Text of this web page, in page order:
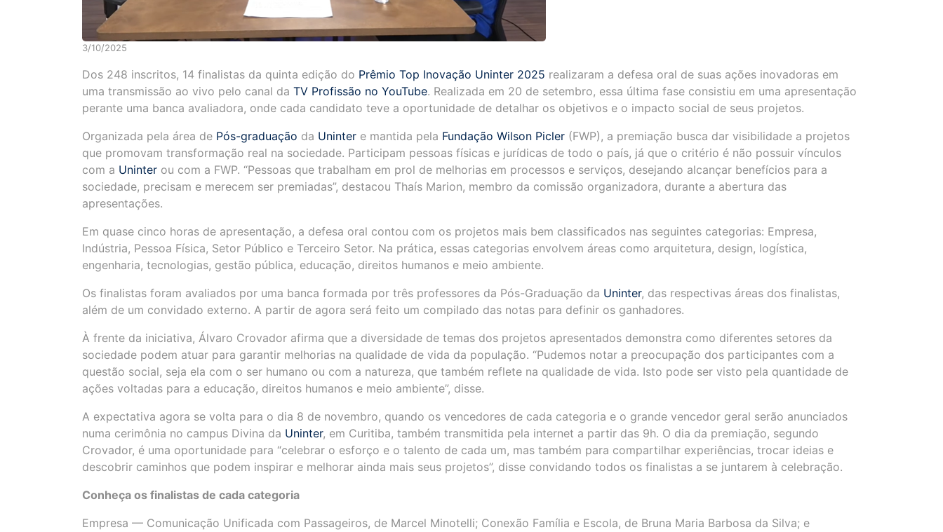
3/10/2025
Dos 248 inscritos, 14 finalistas da quinta edição do Prêmio Top Inovação Uninter 2025 realizaram a defesa oral de suas ações inovadoras em
uma transmissão ao vivo pelo canal da TV Profissão no YouTube. Realizada em 20 de setembro, essa última fase consistiu em uma apresentação
perante uma banca avaliadora, onde cada candidato teve a oportunidade de detalhar os objetivos e o impacto social de seus projetos.
Organizada pela área de Pós-graduação da Uninter e mantida pela Fundação Wilson Picler (FWP), a premiação busca dar visibilidade a projetos
que promovam transformação real na sociedade. Participam pessoas físicas e jurídicas de todo o país, já que o critério é não possuir vínculos
com a Uninter ou com a FWP. “Pessoas que trabalham em prol de melhorias em processos e serviços, desejando alcançar benefícios para a
sociedade, precisam e merecem ser premiadas”, destacou Thaís Marion, membro da comissão organizadora, durante a abertura das
apresentações.
Em quase cinco horas de apresentação, a defesa oral contou com os projetos mais bem classificados nas seguintes categorias: Empresa,
Indústria, Pessoa Física, Setor Público e Terceiro Setor. Na prática, essas categorias envolvem áreas como arquitetura, design, logística,
engenharia, tecnologias, gestão pública, educação, direitos humanos e meio ambiente.
Os finalistas foram avaliados por uma banca formada por três professores da Pós-Graduação da Uninter, das respectivas áreas dos finalistas,
além de um convidado externo. A partir de agora será feito um compilado das notas para definir os ganhadores.
À frente da iniciativa, Álvaro Crovador afirma que a diversidade de temas dos projetos apresentados demonstra como diferentes setores da
sociedade podem atuar para garantir melhorias na qualidade de vida da população. “Pudemos notar a preocupação dos participantes com a
questão social, seja ela com o ser humano ou com a natureza, que também reflete na qualidade de vida. Isto pode ser visto pela quantidade de
ações voltadas para a educação, direitos humanos e meio ambiente”, disse.
A expectativa agora se volta para o dia 8 de novembro, quando os vencedores de cada categoria e o grande vencedor geral serão anunciados
numa cerimônia no campus Divina da Uninter, em Curitiba, também transmitida pela internet a partir das 9h. O dia da premiação, segundo
Crovador, é uma oportunidade para “celebrar o esforço e o talento de cada um, mas também para compartilhar experiências, trocar ideias e
descobrir caminhos que podem inspirar e melhorar ainda mais seus projetos”, disse convidando todos os finalistas a se juntarem à celebração.
Conheça os finalistas de cada categoria
Empresa — Comunicação Unificada com Passageiros, de Marcel Minotelli; Conexão Família e Escola, de Bruna Maria Barbosa da Silva; e